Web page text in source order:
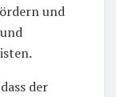
und
der